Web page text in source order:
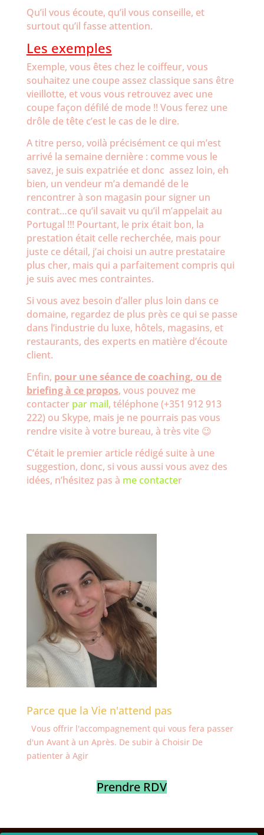
Qu’il vous écoute, qu’il vous conseille, et
surtout qu’il fasse attention.
Les exemples
Exemple, vous êtes chez le coiffeur, vous
souhaitez une coupe assez classique sans être
vieillotte, et vous vous retrouvez avec une
coupe façon défilé de mode !! Vous ferez une
drôle de tête c’est le cas de le dire.
A titre perso, voilà précisément ce qui m’est
arrivé la semaine dernière : comme vous le
savez, je suis expatriée et donc assez loin, eh
bien, un vendeur m’a demandé de le
rencontrer à son magasin pour signer un
contrat…ce qu’il savait vu qu’il m’appelait au
Portugal !!! Pourtant, le prix était bon, la
prestation était celle recherchée, mais pour
juste ce détail, j’ai choisi un autre prestataire
plus cher, mais qui a parfaitement compris qui
je suis avec mes contraintes.
Si vous avez besoin d’aller plus loin dans ce
domaine, regardez de plus près ce qui se passe
dans l’industrie du luxe, hôtels, magasins, et
restaurants, des experts en matière d’écoute
client.
Enfin, pour une séance de coaching, ou de
briefing à ce propos, vous pouvez me
contacter par mail, téléphone (+351 912 913
222) ou Skype, mais je ne pourrais pas vous
rendre visite à votre bureau, à très vite 😉
C’était le premier article rédigé suite à une
suggestion, donc, si vous aussi vous avez des
idées, n’hésitez pas à me contacter
Parce que la Vie n'attend pas
Vous offrir l'accompagnement qui vous fera passer
d'un Avant à un Après. De subir à Choisir De
patienter à Agir
Prendre RDV